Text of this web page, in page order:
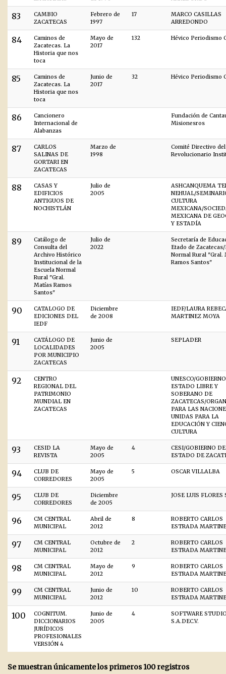
83
CAMBIO
ZACATECAS
Febrero de
1997
17
MARCO CASILLAS
ARREDONDO
84
Caminos de
Zacatecas. La
Historia que nos
toca
Mayo de
2017
132 Hévico Periodismo
85
Caminos de
Zacatecas. La
Historia que nos
toca
Junio de
2017
32 Hévico Periodismo
86
Cancionero
Internacional de
Alabanzas
Fundación de
Misionesros
87
CARLOS
SALINAS DE
GORTARI EN
ZACATECAS
Marzo de
1998
Comité Directivo
Revolucionario
88
CASAS Y
EDIFICIOS
ANTIGUOS DE
NOCHISTLÁN
Julio de
2005
ASHCANQUEMA
NEHUAL/
CULTURA
MEXICANA/
MEXICANA DE
Y ESTADÍA
89
Catálogo de
Consulta del
Archivo Histórico
Institucional de la
Escuela Normal
Rural "Gral.
Matías Ramos
Santos"
Julio de
2022
Secretaría de
Etado de
Normal Rural "Gral.
Ramos Santos"
90
CATALOGO DE
EDICIONES DEL
IEDF
Diciembre
de 2008
IEDF/LAURA
MARTINEZ MOYA
91
CATÁLOGO DE
LOCALIDADES
POR MUNICIPIO
ZACATECAS
Junio de
2005
SEPLADER
92
CENTRO
REGIONAL DEL
PATRIMONIO
MUNDIAL EN
ZACATECAS
UNESCO/
ESTADO LIBRE Y
SOBERANO DE
ZACATECAS/
PARA LAS
UNIDAS PARA LA
EDUCACIÓN Y
CULTURA
93
CESID LA
REVISTA
Mayo de
2005
4
CESI/GOBIERNO
ESTADO DE
94
CLUB DE
CORREDORES
Mayo de
2005
5 OSCAR VILLALBA
95
CLUB DE
CORREDORES
Diciembre
de 2005
JOSE LUIS FLORES
96
CM CENTRAL
MUNICIPAL
Abril de
2012
8
ROBERTO CARLOS
ESTRADA
97
CM CENTRAL
MUNICIPAL
Octubre de
2012
2
ROBERTO CARLOS
ESTRADA
98
CM CENTRAL
MUNICIPAL
Mayo de
2012
9
ROBERTO CARLOS
ESTRADA
99
CM CENTRAL
MUNICIPAL
Junio de
2012
10
ROBERTO CARLOS
ESTRADA
100
COGNITUM.
DICCIONARIOS
JURÍDICOS
PROFESIONALES
VERSIÓN 4
Junio de
2005
4
SOFTWARE
S.A.DEC.V.
Se muestran únicamente los primeros 100 registros